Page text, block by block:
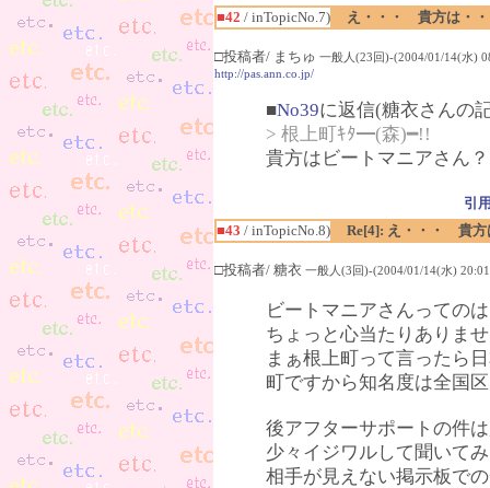
■42 / inTopicNo.7) え・・・ 貴方は・
□投稿者/ まちゅ 一般人(23回)-(2004/01/14(水)
http://pas.ann.co.jp/
■No39に返信(糖衣さんの
> 根上町ｷﾀ━(森)━!!
貴方はビートマニアさん
引
■43 / inTopicNo.8) Re[4]: え・・・ 貴
□投稿者/ 糖衣 一般人(3回)-(2004/01/14(水)
ビートマニアさんっての
ちょっと心当たりありま
まぁ根上町って言ったら
町ですから知名度は全国
後アフターサポートの件
少々イジワルして聞いて
相手が見えない掲示板で